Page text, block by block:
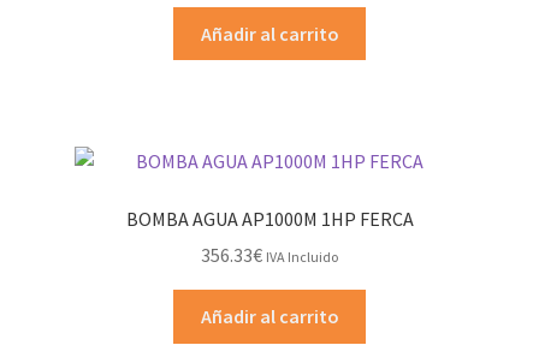
Añadir al carrito
BOMBA AGUA AP1000M 1HP FERCA
356.33€ IVA Incluido
Añadir al carrito